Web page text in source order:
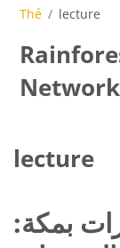
Thẻ lecture
Network
lecture
بمكة: